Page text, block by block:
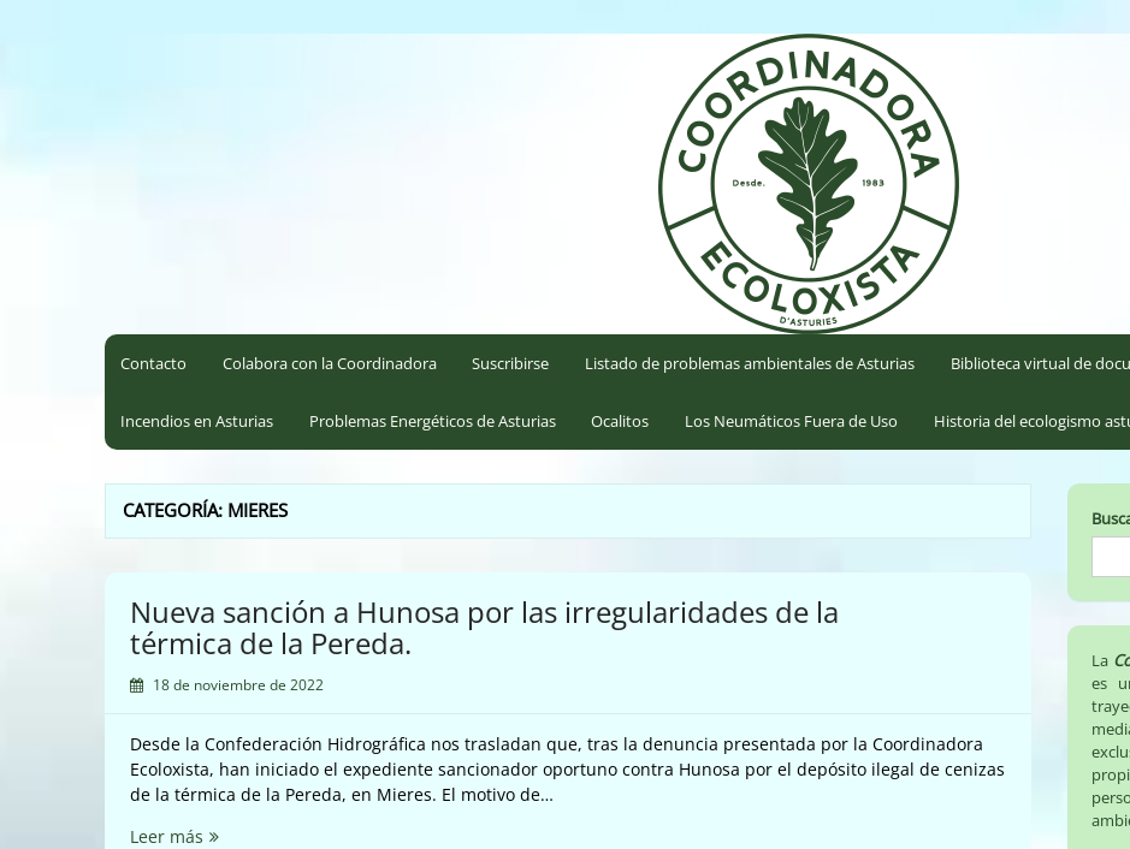
Contacto Colabora con la Coordinadora Suscribirse Listado de problemas ambientales de Asturias Biblioteca virtual de
Incendios en Asturias Problemas Energéticos de Asturias Ocalitos Los Neumáticos Fuera de Uso Historia del ecologismo
CATEGORÍA: MIERES
Nueva sanción a Hunosa por las irregularidades de la
térmica de la Pereda.
18 de noviembre de 2022
Desde la Confederación Hidrográfica nos trasladan que, tras la denuncia presentada por la Coordinadora
Ecoloxista, han iniciado el expediente sancionador oportuno contra Hunosa por el depósito ilegal de cenizas
de la térmica de la Pereda, en Mieres. El motivo de…
Leer más Nueva
La
es